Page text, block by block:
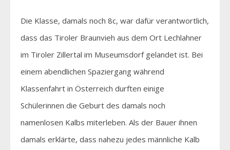
Die Klasse, damals noch 8c, war dafür verantwortlich,
dass das Tiroler Braunvieh aus dem Ort Lechlahner
im Tiroler Zillertal im Museumsdorf gelandet ist. Bei
einem abendlichen Spaziergang während
Klassenfahrt in Österreich durften einige
Schülerinnen die Geburt des damals noch
namenlosen Kalbs miterleben. Als der Bauer ihnen
damals erklärte, dass nahezu jedes männliche Kalb